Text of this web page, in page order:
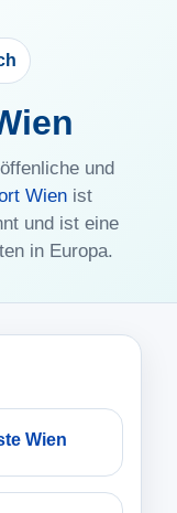
und
Wien ist
und ist eine
in Europa.
Wien